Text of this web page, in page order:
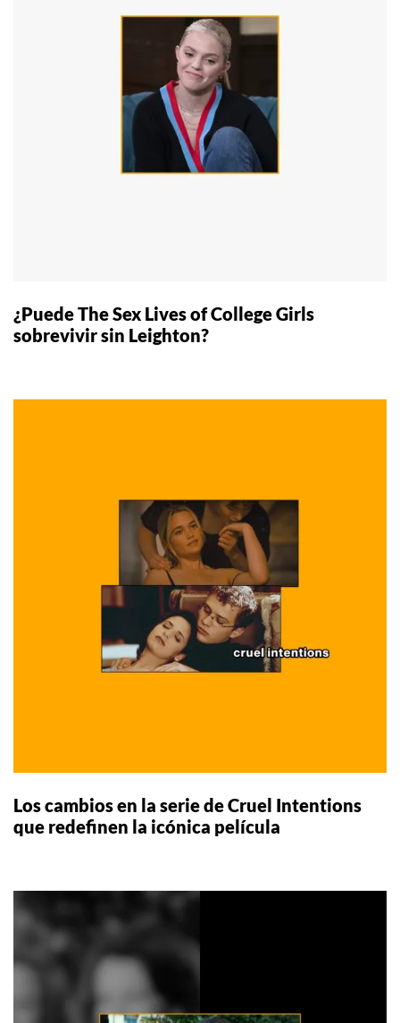
¿Puede The Sex Lives of College Girls
sobrevivir sin Leighton?
Los cambios en la serie de Cruel Intentions
que redefinen la icónica película